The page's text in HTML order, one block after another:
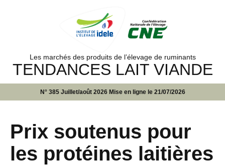
Les marchés des produits de l’élevage de ruminants
TENDANCES LAIT VIANDE
N° 385 Juillet/août 2026 Mise en ligne le 21/07/2026
Prix soutenus pour
les protéines laitières